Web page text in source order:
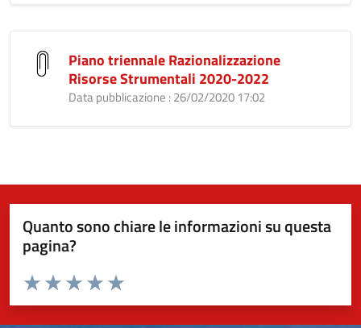
Piano triennale Razionalizzazione
Risorse Strumentali 2020-2022
Data pubblicazione : 26/02/2020 17:02
Quanto sono chiare le informazioni su questa
pagina?
Valuta da 1 a 5 stelle la pagina
Valuta 5 stelle su 5
Valuta 4 stelle su 5
Valuta 3 stelle su 5
Valuta 2 stelle su 5
Valuta 1 stelle su 5